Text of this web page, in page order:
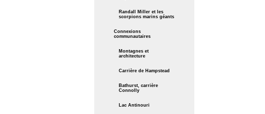
Randall Miller et les
scorpions marins géants
Connexions
communautaires
Montagnes et
architecture
Carrière de Hampstead
Bathurst, carrière
Connolly
Lac Antinouri